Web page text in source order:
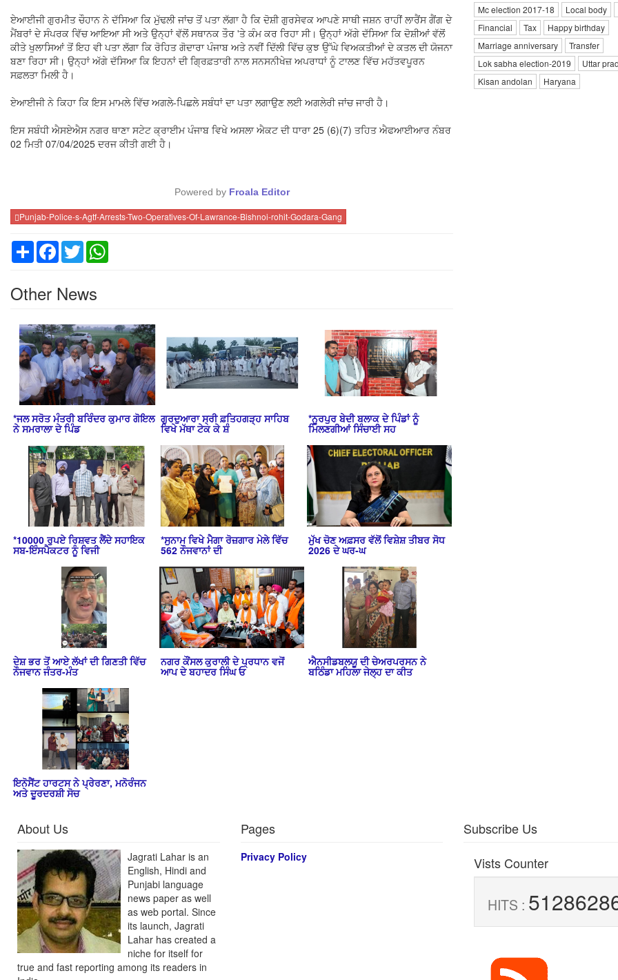
ਏਆਈਜੀ ਗੁਰਮੀਤ ਚੌਹਾਨ ਨੇ ਦੱਸਿਆ ਕਿ ਮੁੱਢਲੀ ਜਾਂਚ ਤੋਂ ਪਤਾ ਲੱਗਾ ਹੈ ਕਿ ਦੋਸ਼ੀ ਗੁਰਸੇਵਕ ਆਪਣੇ ਸਾਥੀ ਜਸ਼ਨ ਰਾਹੀਂ ਲਾਰੈਂਸ ਗੈਂਗ ਦੇ
ਮੈਂਬਰਾਂ ਦੇ ਸੰਪਰਕ ਵਿੱਚ ਆਇਆ ਸੀ ਅਤੇ ਉਨ੍ਹਾਂ ਵੱਲੋਂ ਸਥਾਨਕ ਤੌਰ 'ਤੇ ਕੰਮ ਕਰ ਰਿਹਾ ਸੀ। ਉਨ੍ਹਾਂ ਅੱਗੇ ਦੱਸਿਆ ਕਿ ਦੋਸ਼ੀਆਂ ਵੱਲੋਂ
ਕੀਤੇ ਖੁਲਾਸਿਆਂ ਤੋਂ ਇਹ ਵੀ ਪਤਾ ਲੱਗਾ ਕਿ ਰੋਹਿਤ ਗੋਦਾਰਾ ਪੰਜਾਬ ਅਤੇ ਨਵੀਂ ਦਿੱਲੀ ਵਿੱਚ ਕੁਝ ਉੱਘੇ ਵਿਅਕਤੀਆਂ ਦੇ ਕਤਲ ਦੀ ਯੋਜਨਾ
ਬਣਾ ਰਿਹਾ ਸੀ। ਉਨ੍ਹਾਂ ਅੱਗੇ ਦੱਸਿਆ ਕਿ ਇਹਨਾਂ ਦੀ ਗ੍ਰਿਫ਼ਤਾਰੀ ਨਾਲ ਸਨਸਨੀਖੇਜ਼ ਅਪਰਾਧਾਂ ਨੂੰ ਟਾਲਣ ਵਿੱਚ ਮਹੱਤਵਪੂਰਨ
ਸਫ਼ਲਤਾ ਮਿਲੀ ਹੈ।
ਏਆਈਜੀ ਨੇ ਕਿਹਾ ਕਿ ਇਸ ਮਾਮਲੇ ਵਿੱਚ ਅਗਲੇ-ਪਿਛਲੇ ਸਬੰਧਾਂ ਦਾ ਪਤਾ ਲਗਾਉਣ ਲਈ ਅਗਲੇਰੀ ਜਾਂਚ ਜਾਰੀ ਹੈ।
ਇਸ ਸਬੰਧੀ ਐਸਏਐਸ ਨਗਰ ਥਾਣਾ ਸਟੇਟ ਕ੍ਰਾਈਮ ਪੰਜਾਬ ਵਿਖੇ ਅਸਲਾ ਐਕਟ ਦੀ ਧਾਰਾ 25 (6)(7) ਤਹਿਤ ਐਫਆਈਆਰ ਨੰਬਰ
02 ਮਿਤੀ 07/04/2025 ਦਰਜ ਕੀਤੀ ਗਈ ਹੈ।
Powered by Froala Editor
Punjab-Police-s-Agtf-Arrests-Two-Operatives-Of-Lawrance-Bishnoi-rohit-Godara-Gang
Share Facebook
Twitter
Other News
*ਜਲ ਸਰੋਤ ਮੰਤਰੀ ਬਰਿੰਦਰ ਕੁਮਾਰ ਗੋਇਲ
ਨੇ ਸਮਰਾਲਾ ਦੇ ਪਿੰਡ
ਗੁਰਦੁਆਰਾ ਸ੍ਰੀ ਫ਼ਤਿਹਗੜ੍ਹ ਸਾਹਿਬ
ਵਿਖੇ ਮੱਥਾ ਟੇਕ ਕੇ ਸ਼ੰ
*ਨੂਰਪੁਰ ਬੇਦੀ ਬਲਾਕ ਦੇ ਪਿੰਡਾਂ ਨੂੰ
ਮਿਲਣਗੀਆਂ ਸਿੰਚਾਈ ਸਹ
*10000 ਰੁਪਏ ਰਿਸ਼ਵਤ ਲੈਂਦੇ ਸਹਾਇਕ
ਸਬ-ਇੰਸਪੈਕਟਰ ਨੂੰ ਵਿਜੀ
*ਸੁਨਾਮ ਵਿਖੇ ਮੈਗਾ ਰੋਜ਼ਗਾਰ ਮੇਲੇ ਵਿੱਚ
562 ਨੌਜਵਾਨਾਂ ਦੀ
ਮੁੱਖ ਚੋਣ ਅਫ਼ਸਰ ਵੱਲੋਂ ਵਿਸ਼ੇਸ਼ ਤੀਬਰ ਸੋਧ
2026 ਦੇ ਘਰ-ਘ
ਦੇਸ਼ ਭਰ ਤੋਂ ਆਏ ਲੱਖਾਂ ਦੀ ਗਿਣਤੀ ਵਿੱਚ
ਨੌਜਵਾਨ ਜੰਤਰ-ਮੰਤ
ਨਗਰ ਕੌਂਸਲ ਕੁਰਾਲੀ ਦੇ ਪ੍ਰਧਾਨ ਵਜੋਂ
ਆਪ ਦੇ ਬਹਾਦਰ ਸਿੰਘ ਓ
ਐਨਸੀਡਬਲਯੂ ਦੀ ਚੇਅਰਪਰਸਨ ਨੇ
ਬਠਿੰਡਾ ਮਹਿਲਾ ਜੇਲ੍ਹ ਦਾ ਕੀਤ
ਇਨੋਸੈਂਟ ਹਾਰਟਸ ਨੇ ਪ੍ਰੇਰਣਾ, ਮਨੋਰੰਜਨ
ਅਤੇ ਦੂਰਦਰਸ਼ੀ ਸੋਚ
Mc election 2017-18
Local body
Financial
Tax
Happy birthday
Marriage anniversary
Transfer
Lok sabha election-2019
Uttar
Kisan andolan
Haryana
About Us
Jagrati Lahar is an
English, Hindi and
Punjabi language
news paper as well
as web portal. Since
its launch, Jagrati
Lahar has created a
niche for itself for
true and fast reporting among its readers in
Pages
Privacy Policy
Subscribe Us
Vists Counter
HITS :